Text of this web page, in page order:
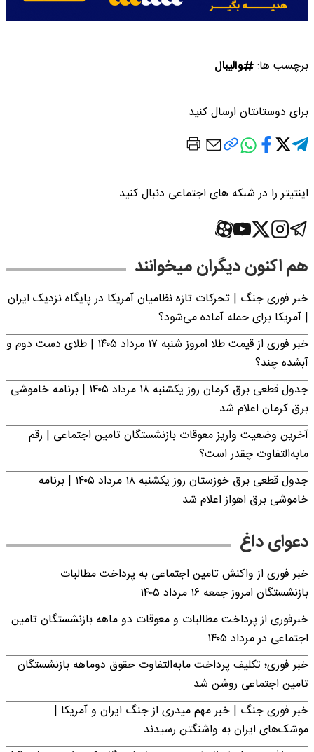
برچسب ها: والیبال
برای دوستانتان ارسال کنید
اینتیتر را در شبکه های اجتماعی دنبال کنید
هم اکنون دیگران میخوانند
خبر فوری جنگ | تحرکات تازه نظامیان آمریکا در پایگاه نزدیک ایران
| آمریکا برای حمله آماده می‌شود؟
خبر فوری از قیمت طلا امروز شنبه ۱۷ مرداد ۱۴۰۵ | طلای دست دوم و
آبشده چند؟
جدول قطعی برق کرمان روز یکشنبه ۱۸ مرداد ۱۴۰۵ | برنامه خاموشی
برق کرمان اعلام شد
آخرین وضعیت واریز معوقات بازنشستگان تامین اجتماعی | رقم
مابه‌التفاوت چقدر است؟
جدول قطعی برق خوزستان روز یکشنبه ۱۸ مرداد ۱۴۰۵ | برنامه
خاموشی برق اهواز اعلام شد
دعوای داغ
خبر فوری از واکنش تامین اجتماعی به پرداخت مطالبات
بازنشستگان امروز جمعه ۱۶ مرداد ۱۴۰۵
خبرفوری از پرداخت مطالبات و معوقات دو ماهه بازنشستگان تامین
اجتماعی در مرداد ۱۴۰۵
خبر فوری؛ تکلیف پرداخت مابه‌التفاوت حقوق دوماهه بازنشستگان
تامین اجتماعی روشن شد
خبر فوری جنگ | خبر مهم میدری از جنگ ایران و آمریکا |
موشک‌های ایران به واشنگتن رسیدند